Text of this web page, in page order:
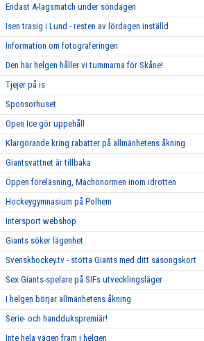
Endast A-lagsmatch under söndagen
Isen trasig i Lund - resten av lördagen inställd
Information om fotograferingen
Den här helgen håller vi tummarna för Skåne!
Tjejer på is
Sponsorhuset
Open Ice gör uppehåll
Klargörande kring rabatter på allmänhetens åkning
Giantsvattnet är tillbaka
Öppen föreläsning, Machonormen inom idrotten
Hockeygymnasium på Polhem
Intersport webshop
Giants söker lägenhet
Svenskhockey.tv - stötta Giants med ditt säsongskort
Sex Giants-spelare på SIFs utvecklingsläger
I helgen börjar allmänhetens åkning
Serie- och handdukspremiär!
Inte hela vägen fram i helgen